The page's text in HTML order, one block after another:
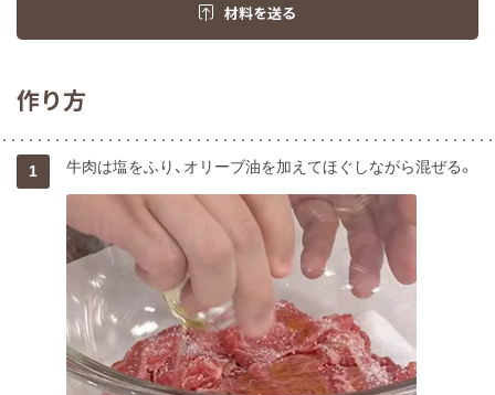
材料を送る
作り方
1 牛肉は塩をふり、オリーブ油を加えてほぐしながら混ぜる。